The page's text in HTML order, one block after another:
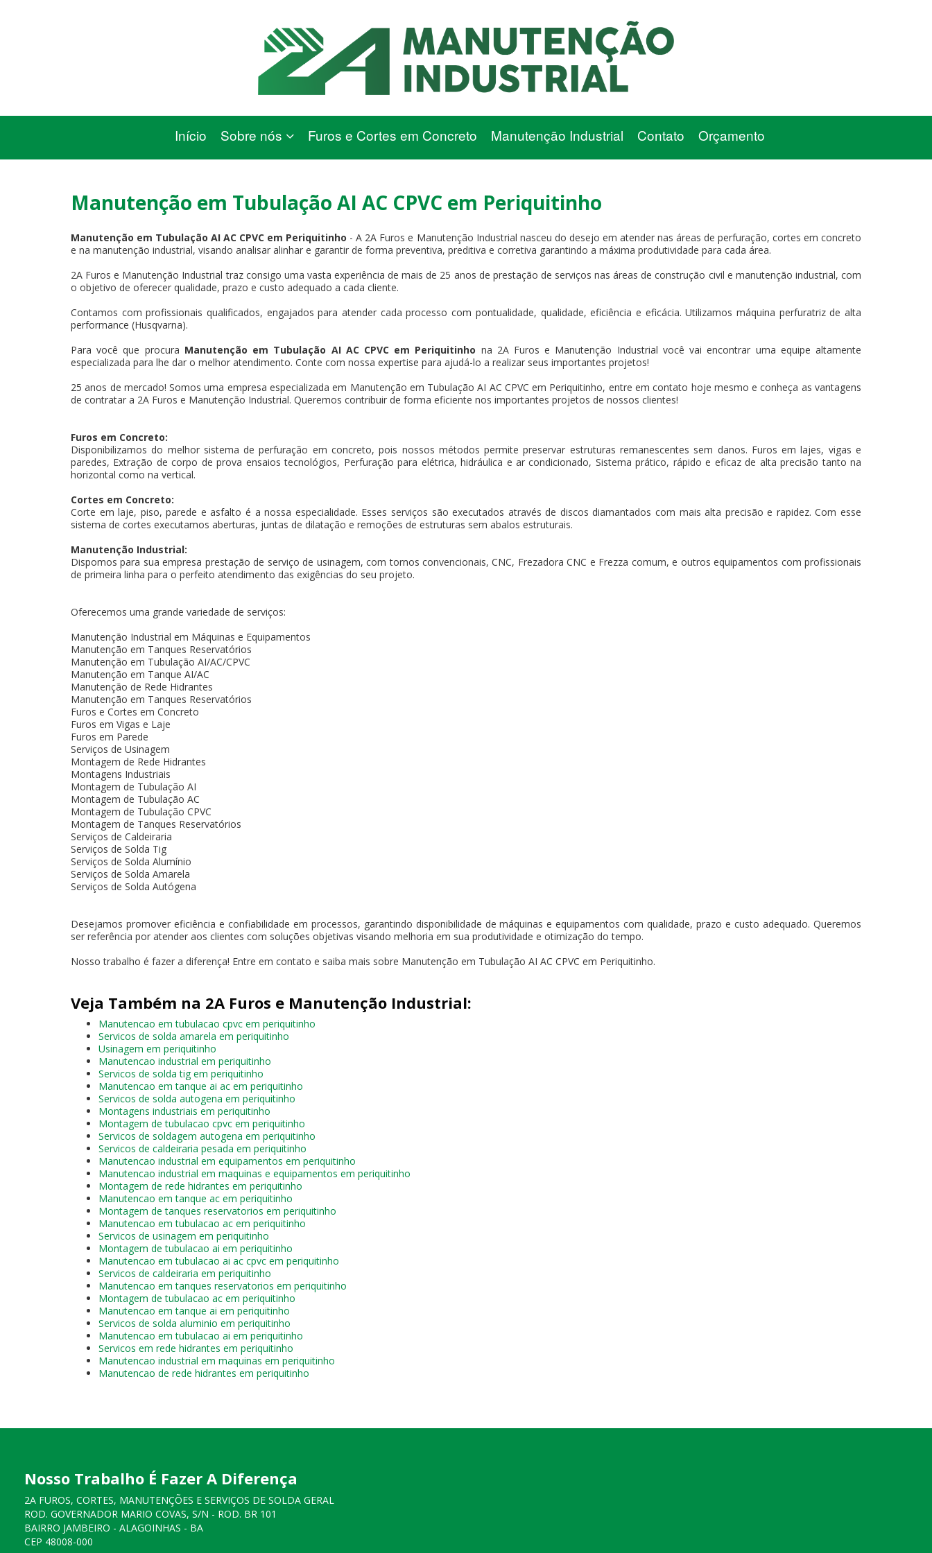
Início Sobre nós Furos e Cortes em Concreto Manutenção Industrial Contato Orçamento
Manutenção em Tubulação AI AC CPVC em Periquitinho
Manutenção em Tubulação AI AC CPVC em Periquitinho - A 2A Furos e Manutenção Industrial nasceu do desejo em atender nas áreas de perfuração, cortes em concreto
e na manutenção industrial, visando analisar alinhar e garantir de forma preventiva, preditiva e corretiva garantindo a máxima produtividade para cada área.
2A Furos e Manutenção Industrial traz consigo uma vasta experiência de mais de 25 anos de prestação de serviços nas áreas de construção civil e manutenção industrial, com
o objetivo de oferecer qualidade, prazo e custo adequado a cada cliente.
Contamos com profissionais qualificados, engajados para atender cada processo com pontualidade, qualidade, eficiência e eficácia. Utilizamos máquina perfuratriz de alta
performance (Husqvarna).
Para você que procura Manutenção em Tubulação AI AC CPVC em Periquitinho na 2A Furos e Manutenção Industrial você vai encontrar uma equipe altamente
especializada para lhe dar o melhor atendimento. Conte com nossa expertise para ajudá-lo a realizar seus importantes projetos!
25 anos de mercado! Somos uma empresa especializada em Manutenção em Tubulação AI AC CPVC em Periquitinho, entre em contato hoje mesmo e conheça as vantagens
de contratar a 2A Furos e Manutenção Industrial. Queremos contribuir de forma eficiente nos importantes projetos de nossos clientes!
Furos em Concreto:
Disponibilizamos do melhor sistema de perfuração em concreto, pois nossos métodos permite preservar estruturas remanescentes sem danos. Furos em lajes, vigas e
paredes, Extração de corpo de prova ensaios tecnológios, Perfuração para elétrica, hidráulica e ar condicionado, Sistema prático, rápido e eficaz de alta precisão tanto na
horizontal como na vertical.
Cortes em Concreto:
Corte em laje, piso, parede e asfalto é a nossa especialidade. Esses serviços são executados através de discos diamantados com mais alta precisão e rapidez. Com esse
sistema de cortes executamos aberturas, juntas de dilatação e remoções de estruturas sem abalos estruturais.
Manutenção Industrial:
Dispomos para sua empresa prestação de serviço de usinagem, com tornos convencionais, CNC, Frezadora CNC e Frezza comum, e outros equipamentos com profissionais
de primeira linha para o perfeito atendimento das exigências do seu projeto.
Oferecemos uma grande variedade de serviços:
Manutenção Industrial em Máquinas e Equipamentos
Manutenção em Tanques Reservatórios
Manutenção em Tubulação AI/AC/CPVC
Manutenção em Tanque AI/AC
Manutenção de Rede Hidrantes
Manutenção em Tanques Reservatórios
Furos e Cortes em Concreto
Furos em Vigas e Laje
Furos em Parede
Serviços de Usinagem
Montagem de Rede Hidrantes
Montagens Industriais
Montagem de Tubulação AI
Montagem de Tubulação AC
Montagem de Tubulação CPVC
Montagem de Tanques Reservatórios
Serviços de Caldeiraria
Serviços de Solda Tig
Serviços de Solda Alumínio
Serviços de Solda Amarela
Serviços de Solda Autógena
Desejamos promover eficiência e confiabilidade em processos, garantindo disponibilidade de máquinas e equipamentos com qualidade, prazo e custo adequado. Queremos
ser referência por atender aos clientes com soluções objetivas visando melhoria em sua produtividade e otimização do tempo.
Nosso trabalho é fazer a diferença! Entre em contato e saiba mais sobre Manutenção em Tubulação AI AC CPVC em Periquitinho.
Veja Também na 2A Furos e Manutenção Industrial:
Manutencao em tubulacao cpvc em periquitinho
Servicos de solda amarela em periquitinho
Usinagem em periquitinho
Manutencao industrial em periquitinho
Servicos de solda tig em periquitinho
Manutencao em tanque ai ac em periquitinho
Servicos de solda autogena em periquitinho
Montagens industriais em periquitinho
Montagem de tubulacao cpvc em periquitinho
Servicos de soldagem autogena em periquitinho
Servicos de caldeiraria pesada em periquitinho
Manutencao industrial em equipamentos em periquitinho
Manutencao industrial em maquinas e equipamentos em periquitinho
Montagem de rede hidrantes em periquitinho
Manutencao em tanque ac em periquitinho
Montagem de tanques reservatorios em periquitinho
Manutencao em tubulacao ac em periquitinho
Servicos de usinagem em periquitinho
Montagem de tubulacao ai em periquitinho
Manutencao em tubulacao ai ac cpvc em periquitinho
Servicos de caldeiraria em periquitinho
Manutencao em tanques reservatorios em periquitinho
Montagem de tubulacao ac em periquitinho
Manutencao em tanque ai em periquitinho
Servicos de solda aluminio em periquitinho
Manutencao em tubulacao ai em periquitinho
Servicos em rede hidrantes em periquitinho
Manutencao industrial em maquinas em periquitinho
Manutencao de rede hidrantes em periquitinho
Nosso Trabalho É Fazer A Diferença
2A FUROS, CORTES, MANUTENÇÕES E SERVIÇOS DE SOLDA GERAL
ROD. GOVERNADOR MARIO COVAS, S/N - ROD. BR 101
BAIRRO JAMBEIRO - ALAGOINHAS - BA
CEP 48008-000